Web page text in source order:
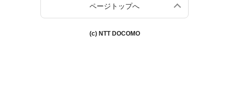
ページトップへ
(c) NTT DOCOMO